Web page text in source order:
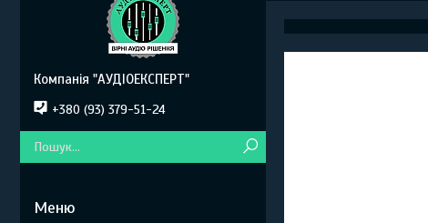
Компанія "АУДІОЕКСПЕРТ"
+380 (93) 379-51-24